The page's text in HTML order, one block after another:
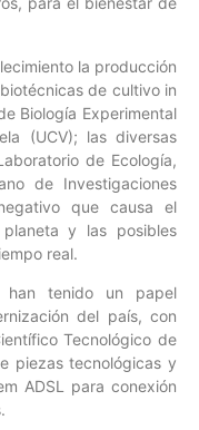
la producción
de cultivo in
Biología Experimental
(UCV); las diversas
de Ecología,
de Investigaciones
que causa el
y las posibles
real.
han tenido un papel
del país, con
Tecnológico de
piezas tecnológicas y
ADSL para conexión